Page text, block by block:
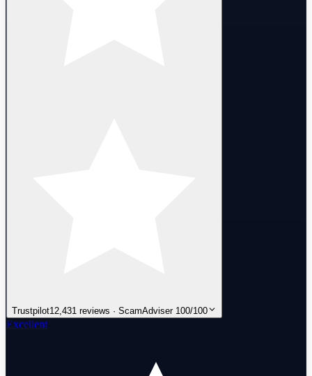
Trustpilot12,431 reviews · ScamAdviser 100/100
Excellent